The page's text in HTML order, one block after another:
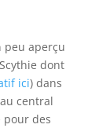
peu aperçu
dont
ici) dans
central
des